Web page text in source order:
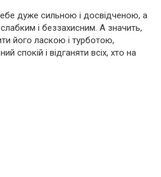
дуже сильною і досвідченою, а
і беззахисним. А значить,
його ласкою і турботою,
спокій і відганяти всіх, хто на